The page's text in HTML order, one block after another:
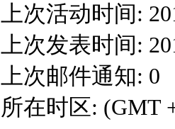
上次活动时间:
上次发表时间:
上次邮件通知: 0
所在时区: (GMT